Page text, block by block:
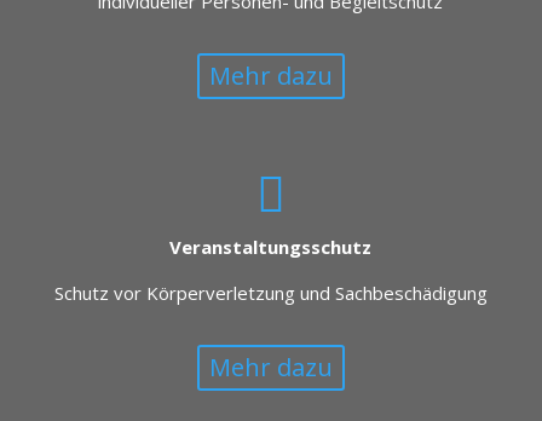
Mehr dazu
Veranstaltungsschutz
Schutz vor Körperverletzung und Sachbeschädigung
Mehr dazu